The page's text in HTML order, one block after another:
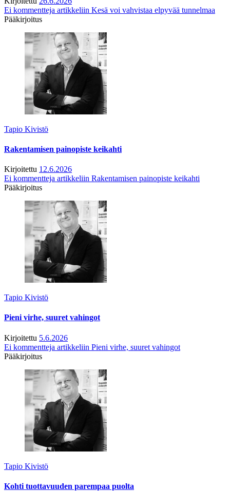
Ei kommentteja artikkeliin Kesä voi vahvistaa elpyvää tunnelmaa
Pääkirjoitus
Tapio Kivistö
Rakentamisen painopiste keikahti
Kirjoitettu 12.6.2026
Ei kommentteja artikkeliin Rakentamisen painopiste keikahti
Pääkirjoitus
Tapio Kivistö
Pieni virhe, suuret vahingot
Kirjoitettu 5.6.2026
Ei kommentteja artikkeliin Pieni virhe, suuret vahingot
Pääkirjoitus
Tapio Kivistö
Kohti tuottavuuden parempaa puolta